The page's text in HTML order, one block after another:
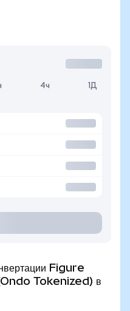
4ч 1Д
Figure
Tokenized) в